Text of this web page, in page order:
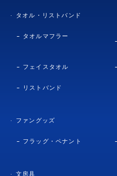
タオル・リストバンド
タオルマフラー
フェイスタオル
リストバンド
ファングッズ
フラッグ・ペナント
文房具